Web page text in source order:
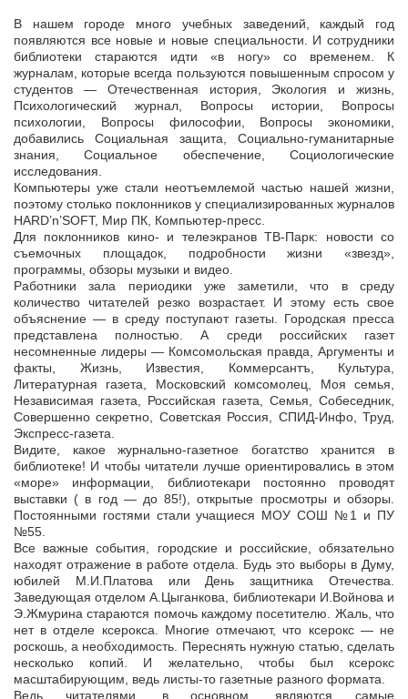
В нашем городе много учебных заведений, каждый год
появляются все новые и новые специальности. И сотрудники
библиотеки стараются идти «в ногу» со временем. К
журналам, которые всегда пользуются повышенным спросом у
студентов — Отечественная история, Экология и жизнь,
Психологический журнал, Вопросы истории, Вопросы
психологии, Вопросы философии, Вопросы экономики,
добавились Социальная защита, Социально-гуманитарные
знания, Социальное обеспечение, Социологические
исследования.
Компьютеры уже стали неотъемлемой частью нашей жизни,
поэтому столько поклонников у специализированных журналов
HARD’n’SOFT, Мир ПК, Компьютер-пресс.
Для поклонников кино- и телеэкранов ТВ-Парк: новости со
съемочных площадок, подробности жизни «звезд»,
программы, обзоры музыки и видео.
Работники зала периодики уже заметили, что в среду
количество читателей резко возрастает. И этому есть свое
объяснение — в среду поступают газеты. Городская пресса
представлена полностью. А среди российских газет
несомненные лидеры — Комсомольская правда, Аргументы и
факты, Жизнь, Известия, Коммерсантъ, Культура,
Литературная газета, Московский комсомолец, Моя семья,
Независимая газета, Российская газета, Семья, Собеседник,
Совершенно секретно, Советская Россия, СПИД-Инфо, Труд,
Экспресс-газета.
Видите, какое журнально-газетное богатство хранится в
библиотеке! И чтобы читатели лучше ориентировались в этом
«море» информации, библиотекари постоянно проводят
выставки ( в год — до 85!), открытые просмотры и обзоры.
Постоянными гостями стали учащиеся МОУ СОШ №1 и ПУ
№55.
Все важные события, городские и российские, обязательно
находят отражение в работе отдела. Будь это выборы в Думу,
юбилей М.И.Платова или День защитника Отечества.
Заведующая отделом А.Цыганкова, библиотекари И.Войнова и
Э.Жмурина стараются помочь каждому посетителю. Жаль, что
нет в отделе ксерокса. Многие отмечают, что ксерокс — не
роскошь, а необходимость. Переснять нужную статью, сделать
несколько копий. И желательно, чтобы был ксерокс
масштабирующим, ведь листы-то газетные разного формата.
Ведь читателями, в основном, являются самые